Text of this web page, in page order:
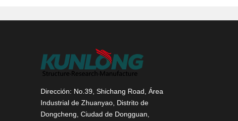
Dirección: No.39, Shichang Road, Área
Industrial de Zhuanyao, Distrito de
Dongcheng, Ciudad de Dongguan,